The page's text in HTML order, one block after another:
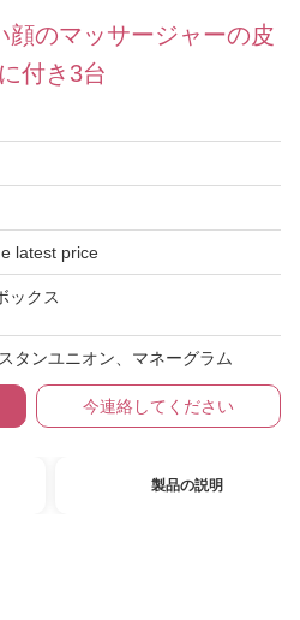
顔のマッサージャーの皮
付き3台
latest price
ックス
タンユニオン、マネーグラム
今連絡してください
製品の説明